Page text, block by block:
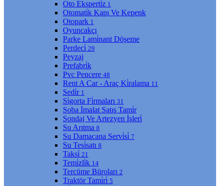
Oto Eksperti̇z 1
Otomati̇k Kapı Ve Kepenk
Otopark 1
Oyuncakçı
Parke Lami̇nant Döşeme
Perdeci̇ 29
Peyzaj
Prefabri̇k
Pvc Pencere 48
Rent A Car - Araç Ki̇ralama 11
Sedi̇r 1
Si̇gorta Fi̇rmaları 31
Soba İmalat Satış Tami̇r
Sondaj Ve Artezyen İşleri̇
Su Arıtma 8
Su Damacana Servi̇si̇ 7
Su Tesi̇satı 8
Taksi̇ 21
Temi̇zli̇k 14
Tercüme Büroları 2
Traktör Tami̇ri̇ 5